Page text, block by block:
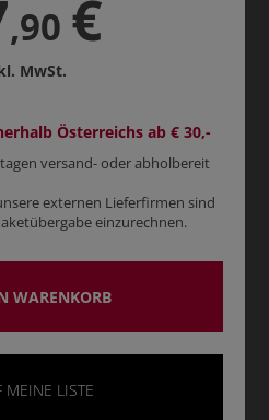
,90 €
MwSt.
Österreichs ab € 30,-
versand- oder abholbereit
externen Lieferfirmen sind
einzurechnen.
WARENKORB
LISTE